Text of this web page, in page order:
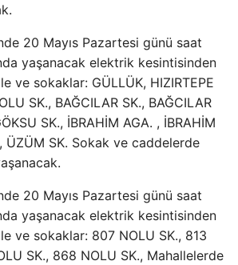
20 Mayıs Pazartesi günü saat
yaşanacak elektrik kesintisinden
ve sokaklar: GÜLLÜK, HIZIRTEPE
SK., BAĞCILAR SK., BAĞCILAR
SK., İBRAHİM AGA. , İBRAHİM
ÜZÜM SK. Sokak ve caddelerde
20 Mayıs Pazartesi günü saat
yaşanacak elektrik kesintisinden
ve sokaklar: 807 NOLU SK., 813
SK., 868 NOLU SK., Mahallelerde